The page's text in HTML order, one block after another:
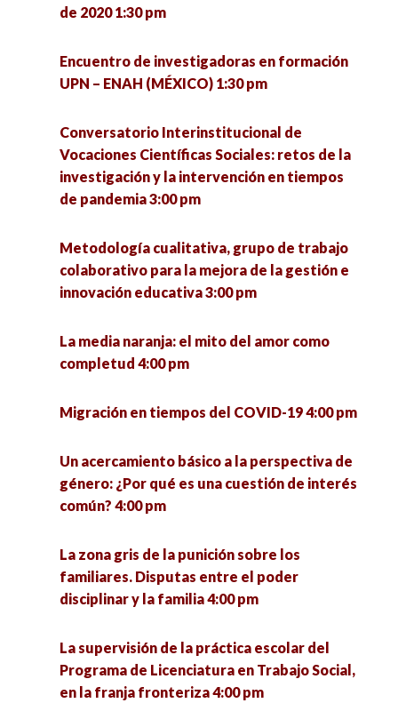
Conversatorio en torno a las experiencias de
Jardines de la Mintsita 5:00 pm
tercer país seguro en Guatemala 5:00 pm
La resiliencia como eje para enfrentar el futuro
desde las personas mayores (1) 5:00 pm
Ética, política y argumentación 5:00 pm
pandemia 5:00 pm
Reflexiones Marginales 5:00 pm
Experiencias docentes y políticas educativas en
el contexto de la pandemia 5:00 pm
autocratización 5:00 pm
Desafíos y oportunidades para integrar la
México 5:00 pm
Educación ambiental crítica. Una mirada desde
de 2020 1:30 pm
Encuentro de investigadoras en formación
UPN – ENAH (MÉXICO) 1:30 pm
Conversatorio Interinstitucional de
Vocaciones Científicas Sociales: retos de la
investigación y la intervención en tiempos
de pandemia 3:00 pm
Metodología cualitativa, grupo de trabajo
colaborativo para la mejora de la gestión e
innovación educativa 3:00 pm
La media naranja: el mito del amor como
completud 4:00 pm
Migración en tiempos del COVID-19 4:00 pm
Un acercamiento básico a la perspectiva de
género: ¿Por qué es una cuestión de interés
común? 4:00 pm
La zona gris de la punición sobre los
familiares. Disputas entre el poder
disciplinar y la familia 4:00 pm
La supervisión de la práctica escolar del
Programa de Licenciatura en Trabajo Social,
en la franja fronteriza 4:00 pm